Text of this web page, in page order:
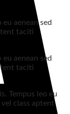
aenean sed
taciti
aenean sed
taciti
Tempus leo eu
class aptent